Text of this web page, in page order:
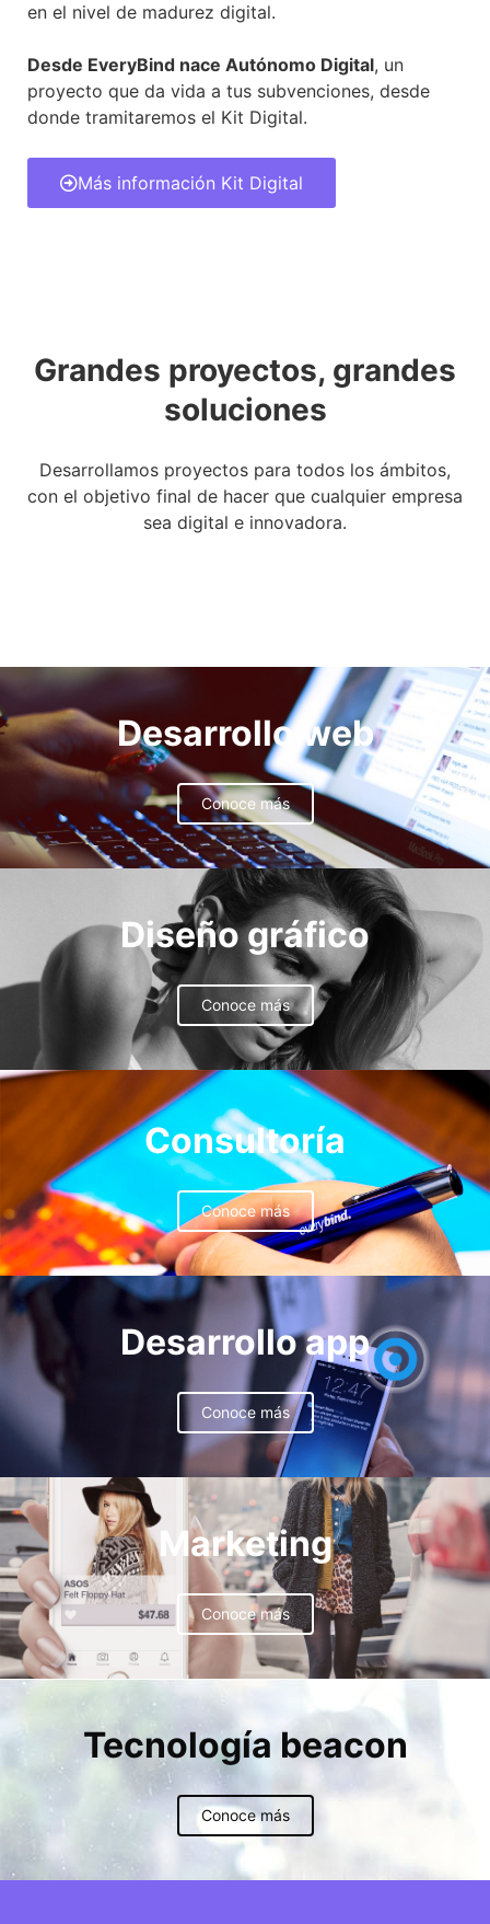
en el nivel de madurez digital.
Desde EveryBind nace Autónomo Digital, un
proyecto que da vida a tus subvenciones, desde
donde tramitaremos el Kit Digital.
Más información Kit Digital
Grandes proyectos, grandes
soluciones
Desarrollamos proyectos para todos los ámbitos,
con el objetivo final de hacer que cualquier empresa
sea digital e innovadora.
Desarrollo web
Conoce más
Diseño gráfico
Conoce más
Consultoría
Conoce más
Desarrollo app
Conoce más
Marketing
Conoce más
Tecnología beacon
Conoce más